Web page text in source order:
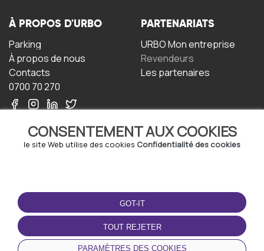
CONSENTEMENT AUX COOKIES
le site Web utilise des cookies Confidentialité des cookies
GOT-IT
TOUT REJETER
PARAMÈTRES DES COOKIES
À PROPOS D'URBO
Parking
À propos de nous
Contacts
0700 70 270
PARTENARIATS
URBO Mon entreprise
Revendeurs
Les partenaires
TERMS-OF-USE
Termes et conditions
Politique de confidentialité
Politique relative aux
cookies
TÉLÉCHARGEZ
L'APPLICATION